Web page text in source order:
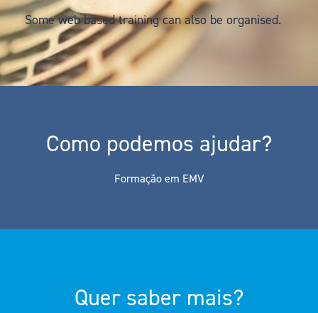
Some web based training can also be organised.
Como podemos ajudar?
Formação em EMV
Quer saber mais?